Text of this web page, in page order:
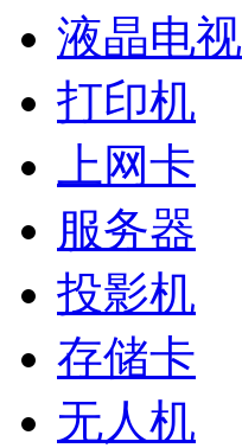
液晶电视
打印机
上网卡
服务器
投影机
存储卡
无人机